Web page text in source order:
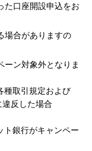
た口座開設申込をお
場合がありますの
ーン対象外となりま
種取引規定および
反した場合
ト銀行がキャンペー